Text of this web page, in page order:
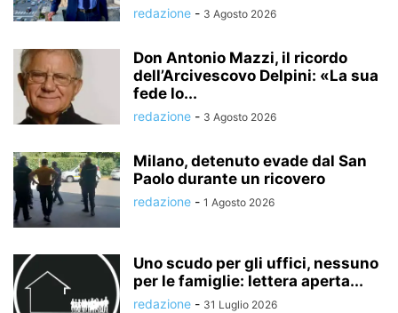
redazione - 3 Agosto 2026
Don Antonio Mazzi, il ricordo
dell’Arcivescovo Delpini: «La sua
fede lo...
redazione - 3 Agosto 2026
Milano, detenuto evade dal San
Paolo durante un ricovero
redazione - 1 Agosto 2026
Uno scudo per gli uffici, nessuno
per le famiglie: lettera aperta...
redazione - 31 Luglio 2026